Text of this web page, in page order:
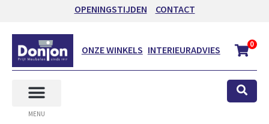
OPENINGSTIJDEN CONTACT
ONZE WINKELS INTERIEURADVIES 0
MENU